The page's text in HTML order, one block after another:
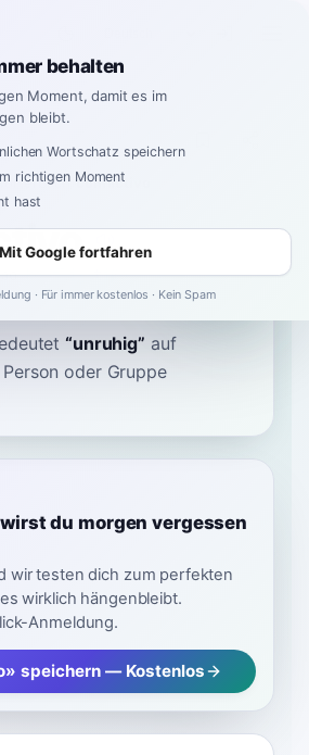
›conflictivo
koɱfliɣˈtiβo
“unruhig” auf
oder Gruppe
du morgen vergessen
wir testen dich zum perfekten
wirklich hängenbleibt.
Anmeldung.
speichern — Kostenlos
behalten
Moment, damit es im
bleibt.
Wortschatz speichern
richtigen Moment
hast
Mit Google fortfahren
· Für immer kostenlos · Kein Spam